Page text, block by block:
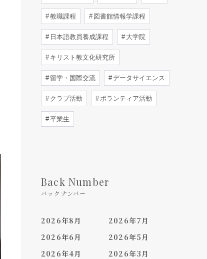
教職課程 図書館情報学課程
日本語教員養成課程 大学院
キリスト教文化研究所
留学・国際交流 データサイエンス
クラブ活動 ボランティア活動
卒業生
Back Number
バックナンバー
2026年8月
2026年7月
2026年6月
2026年5月
2026年4月
2026年3月